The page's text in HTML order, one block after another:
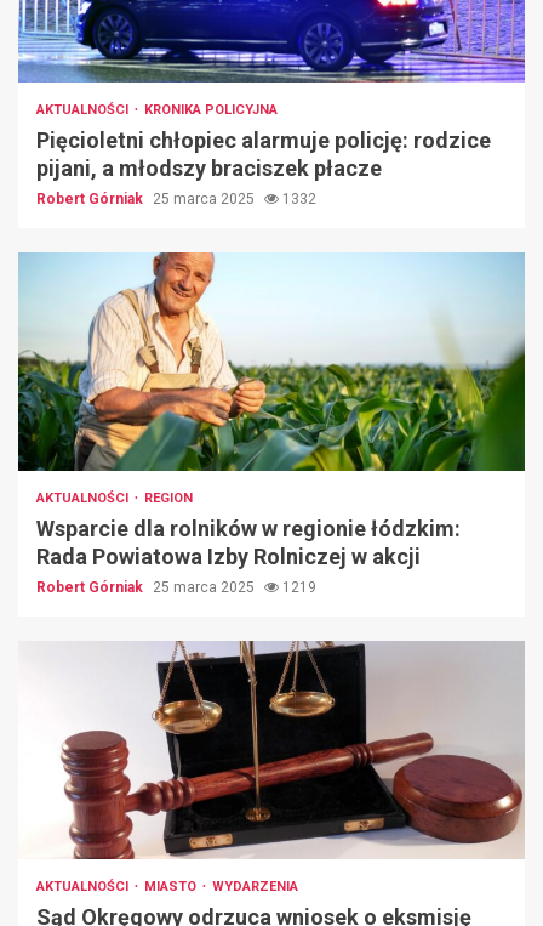
AKTUALNOŚCI KRONIKA POLICYJNA
Pięcioletni chłopiec alarmuje policję: rodzice
pijani, a młodszy braciszek płacze
Robert Górniak 25 marca 2025 1332
AKTUALNOŚCI REGION
Wsparcie dla rolników w regionie łódzkim:
Rada Powiatowa Izby Rolniczej w akcji
Robert Górniak 25 marca 2025 1219
AKTUALNOŚCI MIASTO WYDARZENIA
Sąd Okręgowy odrzuca wniosek o eksmisję